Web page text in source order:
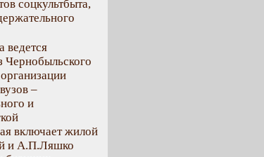
соцкультбыта,
ведется
Чернобыльского
–
и
включает жилой
и А.П.Ляшко